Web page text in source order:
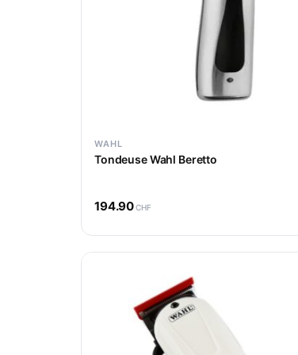
WAHL
Tondeuse Wahl Beretto
194.90CHF